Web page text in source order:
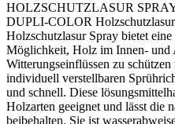
HOLZSCHUTZLASUR
DUPLI-COLOR
Holzschutzlasur Spray bietet
Möglichkeit, Holz im Innen- und
Witterungseinflüssen zu
individuell verstellbaren
und schnell. Diese
Holzarten geeignet und lässt die
beibehalten. Sie ist